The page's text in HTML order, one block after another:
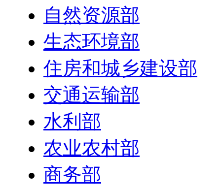
自然资源部
生态环境部
住房和城乡建设部
交通运输部
水利部
农业农村部
商务部